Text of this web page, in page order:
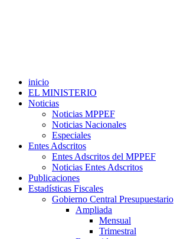
inicio
EL MINISTERIO
Noticias
Noticias MPPEF
Noticias Nacionales
Especiales
Entes Adscritos
Entes Adscritos del MPPEF
Noticias Entes Adscritos
Publicaciones
Estadísticas Fiscales
Gobierno Central Presupuestario
Ampliada
Mensual
Trimestral